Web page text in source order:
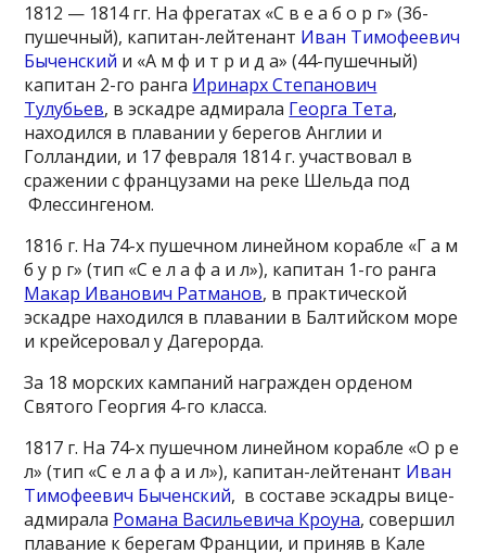
1812 — 1814 гг. На фрегатах «С в е а б о р г» (36-
пушечный), капитан-лейтенант Иван Тимофеевич
Быченский и «А м ф и т р и д а» (44-пушечный)
капитан 2-го ранга Иринарх Степанович
Тулубьев, в эскадре адмирала Георга Тета,
находился в плавании у берегов Англии и
Голландии, и 17 февраля 1814 г. участвовал в
сражении с французами на реке Шельда под
Флессингеном.
1816 г. На 74-х пушечном линейном корабле «Г а м
б у р г» (тип «С е л а ф а и л»), капитан 1-го ранга
Макар Иванович Ратманов, в практической
эскадре находился в плавании в Балтийском море
и крейсеровал у Дагерорда.
За 18 морских кампаний награжден орденом
Святого Георгия 4-го класса.
1817 г. На 74-х пушечном линейном корабле «О р е
л» (тип «С е л а ф а и л»), капитан-лейтенант Иван
Тимофеевич Быченский, в составе эскадры вице-
адмирала Романа Васильевича Кроуна, совершил
плавание к берегам Франции, и приняв в Кале